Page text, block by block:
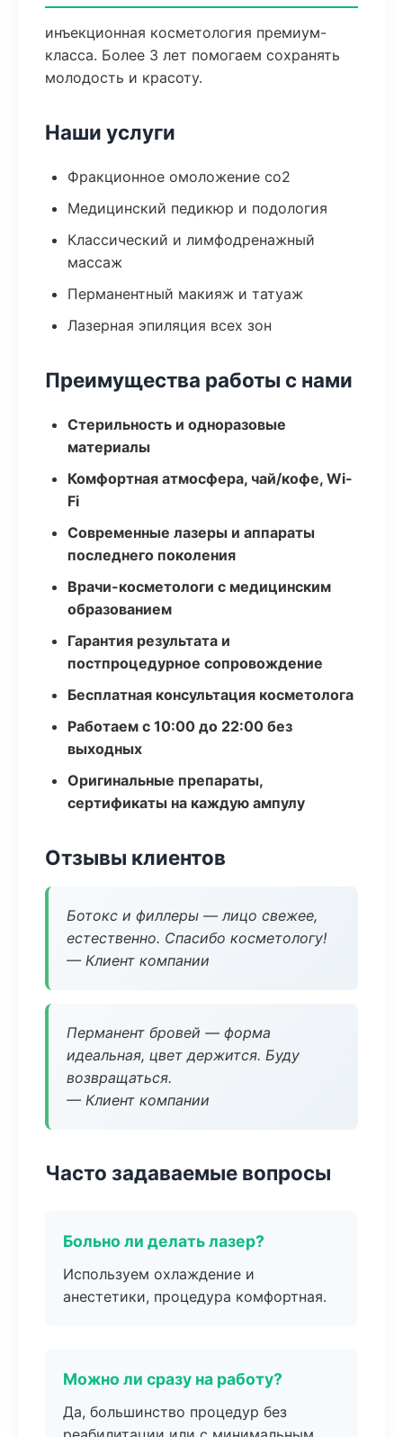
инъекционная косметология премиум-
класса. Более 3 лет помогаем сохранять
молодость и красоту.
Наши услуги
Фракционное омоложение co2
Медицинский педикюр и подология
Классический и лимфодренажный
массаж
Перманентный макияж и татуаж
Лазерная эпиляция всех зон
Преимущества работы с нами
Стерильность и одноразовые
материалы
Комфортная атмосфера, чай/кофе, Wi-
Fi
Современные лазеры и аппараты
последнего поколения
Врачи-косметологи с медицинским
образованием
Гарантия результата и
постпроцедурное сопровождение
Бесплатная консультация косметолога
Работаем с 10:00 до 22:00 без
выходных
Оригинальные препараты,
сертификаты на каждую ампулу
Отзывы клиентов
Ботокс и филлеры — лицо свежее,
естественно. Спасибо косметологу!
— Клиент компании
Перманент бровей — форма
идеальная, цвет держится. Буду
возвращаться.
— Клиент компании
Часто задаваемые вопросы
Больно ли делать лазер?
Используем охлаждение и
анестетики, процедура комфортная.
Можно ли сразу на работу?
Да, большинство процедур без